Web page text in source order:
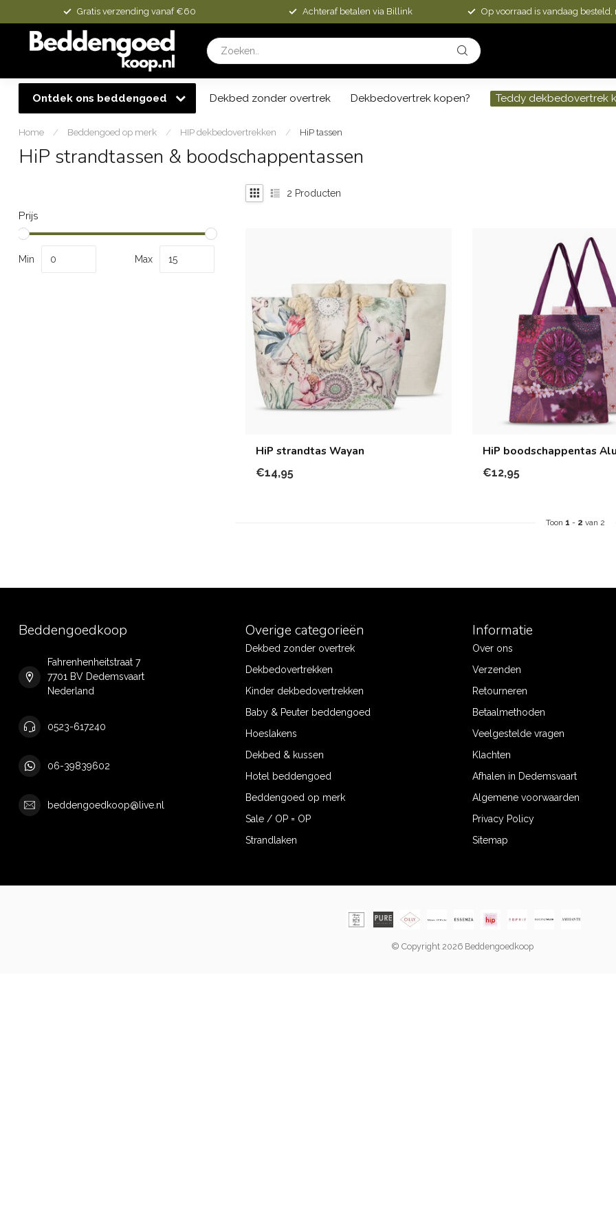
Gratis verzending vanaf €60 Achteraf betalen via Billink Op voorraad is vandaag
Ontdek ons beddengoed Dekbed zonder overtrek Dekbedovertrek kopen? Teddy dekbedovertrek
Home / Beddengoed op merk / HIP dekbedovertrekken / HiP tassen
HiP strandtassen & boodschappentassen
Prijs
Min Max
2 Producten
HiP strandtas Wayan
€14,95
HiP boodschappentas
€12,95
Toon 1 - 2 van 2
Beddengoedkoop
Fahrenhenheitstraat 7
7701 BV Dedemsvaart
Nederland
0523-617240
06-39839602
beddengoedkoop@live.nl
Overige categorieën
Dekbed zonder overtrek
Dekbedovertrekken
Kinder dekbedovertrekken
Baby & Peuter beddengoed
Hoeslakens
Dekbed & kussen
Hotel beddengoed
Beddengoed op merk
Sale / OP = OP
Strandlaken
Informatie
Over ons
Verzenden
Retourneren
Betaalmethoden
Veelgestelde vragen
Klachten
Afhalen in Dedemsvaart
Algemene voorwaarden
Privacy Policy
Sitemap
© Copyright 2026 Beddengoedkoop